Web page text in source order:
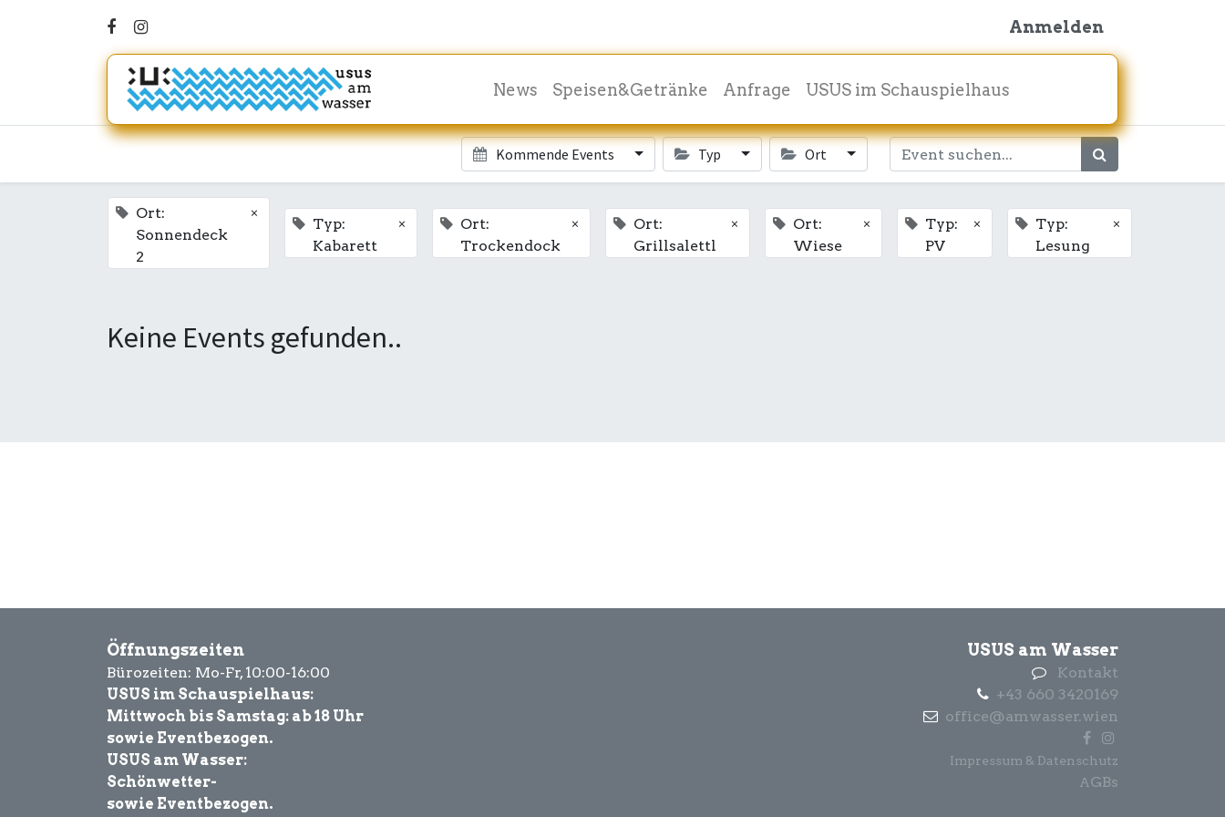
Anmelden
News Speisen&Getränke Anfrage USUS im Schauspielhaus
Kommende Events Typ Ort
Ort:
Sonnendeck
2
×
Typ:
Kabarett
×
Ort:
Trockendock
×
Ort:
Grillsalettl
×
Ort:
Wiese
×
Typ:
PV
×
Typ:
Lesung
×
Keine Events gefunden..
Öffnungszeiten
Bürozeiten: Mo-Fr, 10:00-16:00
USUS im Schauspielhaus:
Mittwoch bis Samstag: ab 18 Uhr
sowie Eventbezogen.
USUS am Wasser:
Schönwetter-
sowie Eventbezogen.
USUS am Wasser
Kontakt
+43 660 3420169
office@amwasser.wien
Impressum & Datenschutz
AGBs